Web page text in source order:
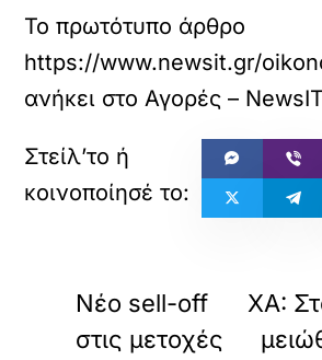
Το πρωτότυπο άρθρο
https://www.newsit.gr/
ανήκει στοΑγορές – NewsIT
Νέο sell-off
στις μετοχές
XA: